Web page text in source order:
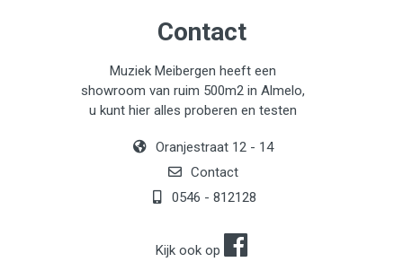
or even to calmly check the balance of a mix: the height
Contact
Muziek Meibergen heeft een
showroom van ruim 500m2 in Almelo,
u kunt hier alles proberen en testen
Oranjestraat 12 - 14
Contact
0546 - 812128
Kijk ook op